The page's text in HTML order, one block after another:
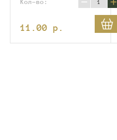
Кол-во:
11.00 p.